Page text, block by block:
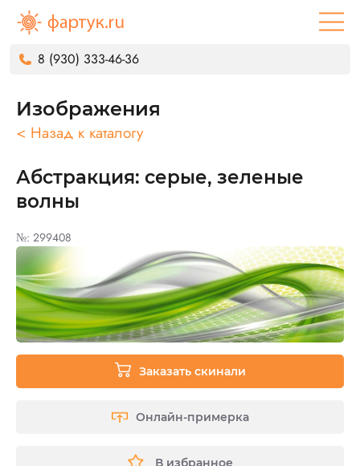
8 (930) 333-46-36
Изображения
< Назад к каталогу
Абстракция: серые, зеленые
волны
№: 299408
Заказать скинали
Онлайн-примерка
В избранное